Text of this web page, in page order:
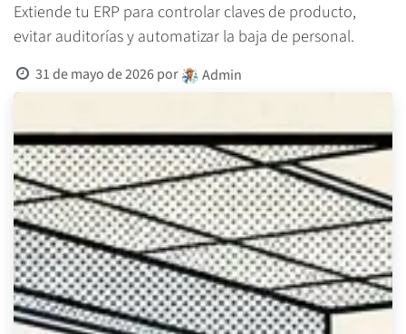
Extiende tu ERP para controlar claves de producto,
evitar auditorías y automatizar la baja de personal.
31 de mayo de 2026 por Admin